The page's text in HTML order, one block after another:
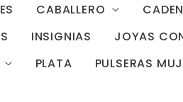
CABALLERO
INSIGNIAS JOYAS
PLATA PULSERAS